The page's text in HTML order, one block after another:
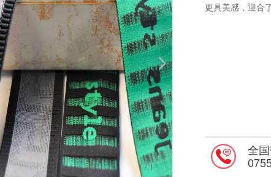
1/1
更具美感，迎合
全